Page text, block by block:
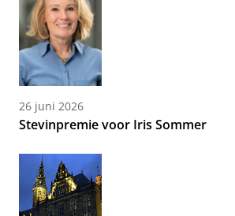
26 juni 2026
Stevinpremie voor Iris Sommer